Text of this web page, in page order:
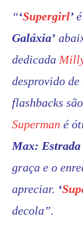
“‘Supergirl’
Galáxia’
dedicada
desprovido
flashbacks
Superman é
Max: Estrada
graça e o
apreciar. ‘
decola”.